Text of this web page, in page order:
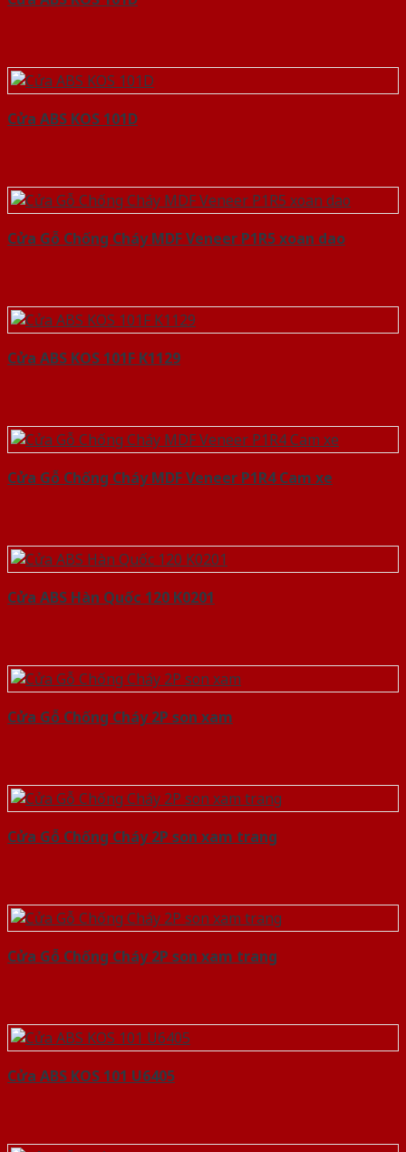
Cửa ABS KOS 101D
Cửa Gỗ Chống Cháy MDF Veneer P1R5 xoan dao
Cửa ABS KOS 101F K1129
Cửa Gỗ Chống Cháy MDF Veneer P1R4 Cam xe
Cửa ABS Hàn Quốc 120 K0201
Cửa Gỗ Chống Cháy 2P son xam
Cửa Gỗ Chống Cháy 2P son xam trang
Cửa Gỗ Chống Cháy 2P son xam trang
Cửa ABS KOS 101 U6405